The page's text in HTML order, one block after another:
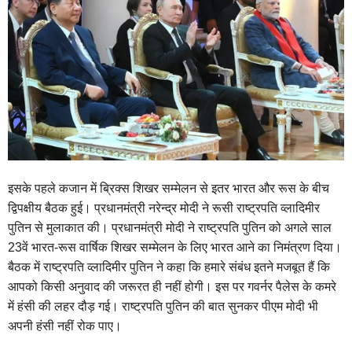
इसके पहले कजान में ब्रिक्स शिखर सम्मेलन से इतर भारत और रूस के बीच
द्विपक्षीय बैठक हुई। प्रधानमंत्री नरेन्द्र मोदी ने रूसी राष्ट्रपति व्लादिमीर
पुतिन से मुलाकात की। प्रधानमंत्री मोदी ने राष्ट्रपति पुतिन को अगले साल
23वें भारत-रूस वार्षिक शिखर सम्मेलन के लिए भारत आने का निमंत्रण दिया।
बैठक में राष्ट्रपति व्लादिमीर पुतिन ने कहा कि हमारे संबंध इतने मजबूत हैं कि
आपको किसी अनुवाद की जरूरत ही नहीं होगी। इस पर गवर्नर पैलेस के कमरे
में हंसी की लहर दौड़ गई। राष्ट्रपति पुतिन की बात सुनकर पीएम मोदी भी
अपनी हंसी नहीं रोक पाए।